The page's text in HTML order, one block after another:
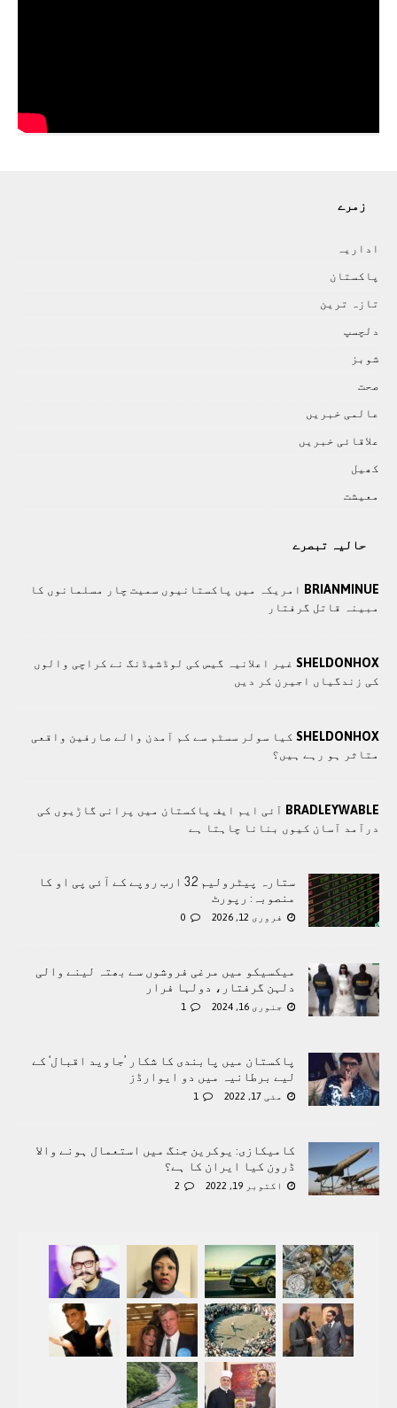
زمرے
اداريہ
پاکستان
تازہ ترين
دلچسپ
شوبز
صحت
عالمی خبريں
علاقائی خبريں
کھيل
معيشت
حالیہ تبصرے
BRIANMINUE امریکہ میں پاکستانیوں سمیت چار مسلمانوں کا
مبینہ قاتل گرفتار
SHELDONHOX غیر اعلانیہ گیس کی لوڈشیڈنگ نے کراچی والوں
کی زندگیاں اجیرن کر دیں
SHELDONHOX کیا سولر سسٹم سے کم آمدن والے صارفین واقعی
متاثر ہو رہے ہیں؟
BRADLEYWABLE آئی ایم ایف پاکستان میں پرانی گاڑیوں کی
درآمد آسان کیوں بنانا چاہتا ہے
ستارہ پیٹرولیم 3.2 ارب روپے کے آئی پی او کا
منصوبہ: رپورٹ
فروری 12, 2026 0
میکسیکو میں مرغی فروشوں سے بھتہ لینے والی
دلہن گرفتار، دولہا فرار
جنوری 16, 2024 1
پاکستان میں پابندی کا شکار ’جاوید اقبال‘ کے
لیے برطانیہ میں دو ایوارڈز
مئی 17, 2022 1
کامیکازی: یوکرین جنگ میں استعمال ہونے والا
ڈرون کیا ایران کا ہے؟
اکتوبر 19, 2022 2